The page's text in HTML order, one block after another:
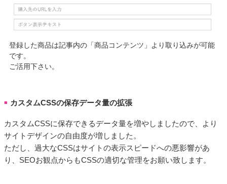
登録した商品は記事内の「商品コンテンツ」より取り込みが可能
です。
ご活用下さい。
■ カスタムCSSの保存データ量の拡張
カスタムCSSに保存できるデータ量を増やしましたので、より
サイトデザインの自由度が増しました。
ただし、過大なCSSはサイトの表示スピードへの悪影響があ
り、SEOお観点からもCSSの適切な管理をお願い致します。